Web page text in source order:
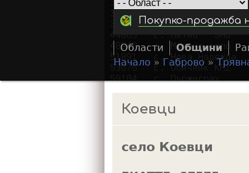
Покупко-продажба
Области Общини
o
Начало »Габрово »
Коевци
село Коевци